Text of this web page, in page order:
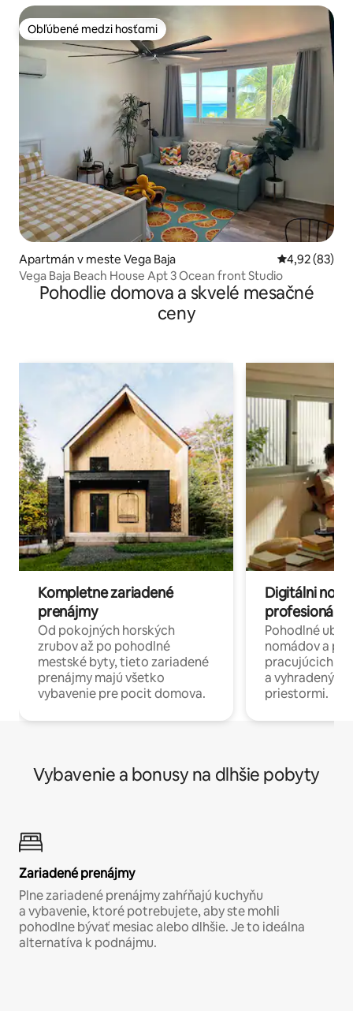
Obľúbené medzi hosťami
Obľúbené medzi hosťami
Apartmán v meste Vega Baja Priemerné
4,92 (83)
Vega Baja Beach House Apt 3 Ocean front Studio
Pohodlie domova a skvelé mesačné
ceny
Kompletne zariadené
prenájmy
Od pokojných horských
zrubov až po pohodlné
mestské byty, tieto zariadené
prenájmy majú všetko
vybavenie pre pocit domova.
Digitálni
profesionáli
Pohodlné
nomádov a
pracujúcich
a
priestormi.
Vybavenie a bonusy na dlhšie pobyty
Zariadené prenájmy
Plne zariadené prenájmy zahŕňajú kuchyňu
a vybavenie, ktoré potrebujete, aby ste mohli
pohodlne bývať mesiac alebo dlhšie. Je to ideálna
alternatíva k podnájmu.